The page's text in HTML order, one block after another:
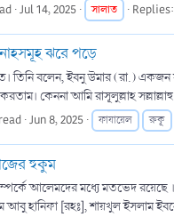
Jul 14, 2025 সালাত
ঝরে পড়ে
তিনি বলেন, ইবনু উমার (রা.)
কেননা আমি রাসূলুল্লাহ
Jun 8, 2025 ফাযায়েল রুকূ
হুকুম
আলেমদের মধ্যে মতভেদ রয়েছে
আবু হানিফা [রহঃ], শায়খুল ইসলাম